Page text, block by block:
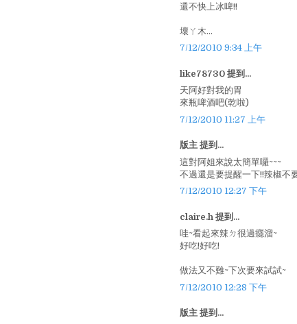
還不快上冰啤!!
壞ㄚ木...
7/12/2010 9:34 上午
like78730 提到...
天阿好對我的胃
來瓶啤酒吧(乾啦)
7/12/2010 11:27 上午
版主 提到...
這對阿姐來說太簡單囉~~~
不過還是要提醒一下!!辣椒不
7/12/2010 12:27 下午
claire.h 提到...
哇~看起來辣ㄉ很過癮溜~
好吃!好吃!
做法又不難~下次要來試試~
7/12/2010 12:28 下午
版主 提到...